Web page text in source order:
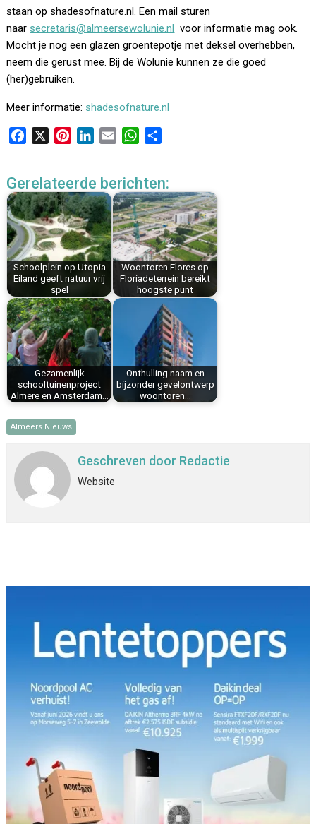
staan op shadesofnature.nl. Een mail sturen
naar secretaris@almeersewolunie.nl voor informatie mag ook.
Mocht je nog een glazen groentepotje met deksel overhebben,
neem die gerust mee. Bij de Wolunie kunnen ze die goed
(her)gebruiken.
Meer informatie: shadesofnature.nl
e
b
o
o
k
t
e
r
e
s
t
k
e
d
I
n
i
l
W
t
s
A
p
p
e
n
Gerelateerde berichten:
Schoolplein op Utopia
Eiland geeft natuur vrij
spel
Woontoren Flores op
Floriadeterrein bereikt
hoogste punt
Gezamenlijk
schooltuinenproject
Almere en Amsterdam…
Onthulling naam en
bijzonder gevelontwerp
woontoren…
Almeers Nieuws
Geschreven door Redactie
Website